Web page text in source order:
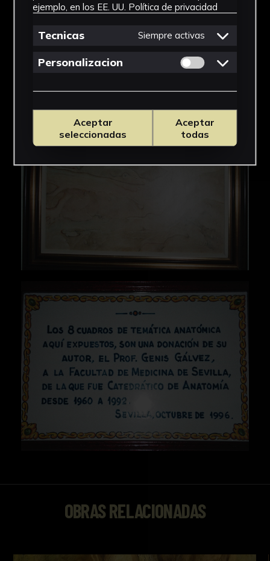
OBRAS RELACIONADAS
ejemplo, en los EE. UU. Política de privacidad
Tecnicas Siempre activas
Personalizacion Permitir cookies
Aceptar
seleccionadas
Aceptar
todas